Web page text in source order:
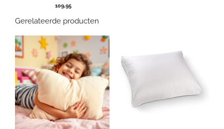
109,95
Gerelateerde producten